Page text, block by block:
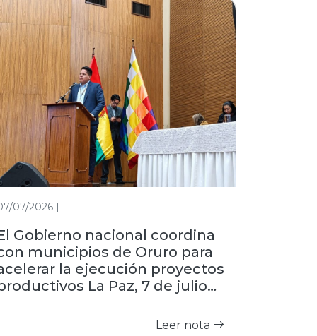
07/2026 |
Gobierno nacional coordina
municipios de Oruro para
la ejecución proyectos
La Paz, 7 de julio
de estrechar la gestión con las
Leer nota